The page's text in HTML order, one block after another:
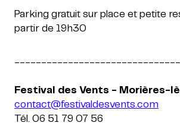
Parking gratuit sur place et petite
contact@festivaldesvents.com